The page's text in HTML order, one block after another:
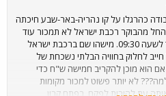
כהרגלו על קו נהריה-באר-שבע חיכתה
מהבוקר רכבת ישראל לא תמכור עוד
מקומות שמורים בימי ראשון עד לשעה 09:30. מישהו שם ברכבת ישראל
לחלוק בחוויה הבלתי נשכחת של
אם הוא מוכן להקריב חמישה ש"ח כדי
לא יותר פשוט למכור מקומות
עת להורות לפקח, בפתח קרון